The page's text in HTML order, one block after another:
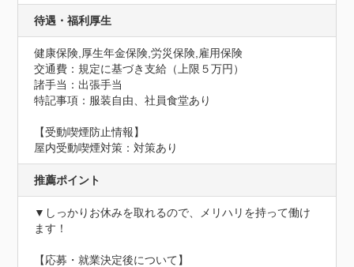
待遇・福利厚生
健康保険,厚生年金保険,労災保険,雇用保険
交通費：規定に基づき支給（上限５万円）
諸手当：出張手当
特記事項：服装自由、社員食堂あり
【受動喫煙防止情報】
屋内受動喫煙対策：対策あり
推薦ポイント
▼しっかりお休みを取れるので、メリハリを持って働け
ます！
【応募・就業決定後について】